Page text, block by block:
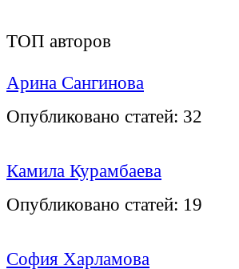
ТОП авторов
Арина Сангинова
Опубликовано статей: 32
Камила Курамбаева
Опубликовано статей: 19
София Харламова